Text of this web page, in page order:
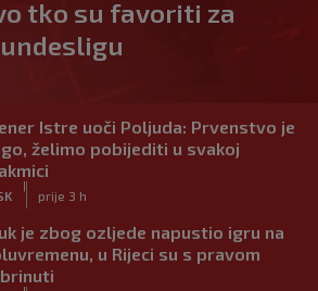
tko su favoriti za
Istre uoči Poljuda: Prvenstvo je
želimo pobijediti u svakoj
prije 3 h
je zbog ozljede napustio igru na
u Rijeci su s pravom